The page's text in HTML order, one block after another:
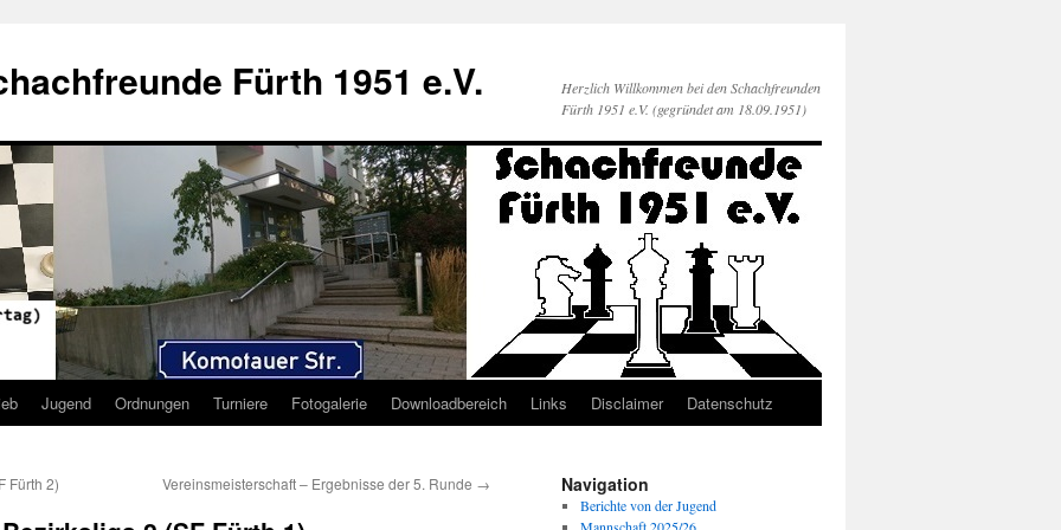
Fürth 1951 e.V.
Herzlich Willkommen bei den Schachfreunden
Fürth 1951 e.V. (gegründet am 18.09.1951)
Jugend Ordnungen Turniere Fotogalerie Downloadbereich Links Disclaimer Datenschutz
Fürth 2) Vereinsmeisterschaft – Ergebnisse der 5. Runde → Navigation
Berichte von der Jugend